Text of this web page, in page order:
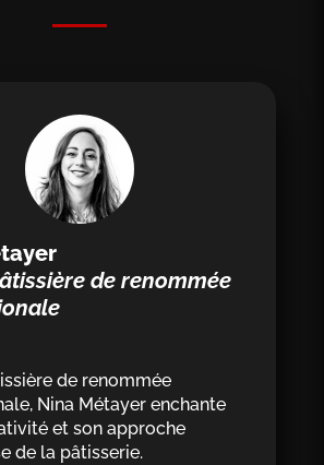
de renommée
de renommée
Nina Métayer enchante
et son approche
de la pâtisserie.